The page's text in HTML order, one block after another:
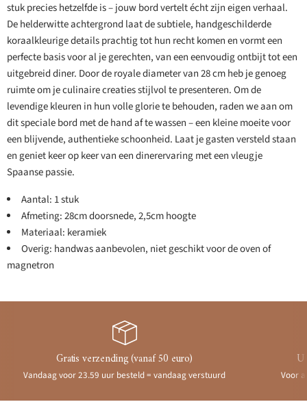
stuk precies hetzelfde is – jouw bord vertelt écht zijn eigen verhaal.
De helderwitte achtergrond laat de subtiele, handgeschilderde
koraalkleurige details prachtig tot hun recht komen en vormt een
perfecte basis voor al je gerechten, van een eenvoudig ontbijt tot een
uitgebreid diner. Door de royale diameter van 28 cm heb je genoeg
ruimte om je culinaire creaties stijlvol te presenteren. Om de
levendige kleuren in hun volle glorie te behouden, raden we aan om
dit speciale bord met de hand af te wassen – een kleine moeite voor
een blijvende, authentieke schoonheid. Laat je gasten versteld staan
en geniet keer op keer van een dinerervaring met een vleugje
Spaanse passie.
Aantal: 1 stuk
Afmeting: 28cm doorsnede, 2,5cm hoogte
Materiaal: keramiek
Overig: handwas aanbevolen, niet geschikt voor de oven of
magnetron
Gratis verzending (vanaf 50 euro)
Vandaag voor 23.59 uur besteld = vandaag verstuurd Voor